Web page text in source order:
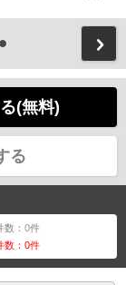
(無料)
る
数：0件
数：0件